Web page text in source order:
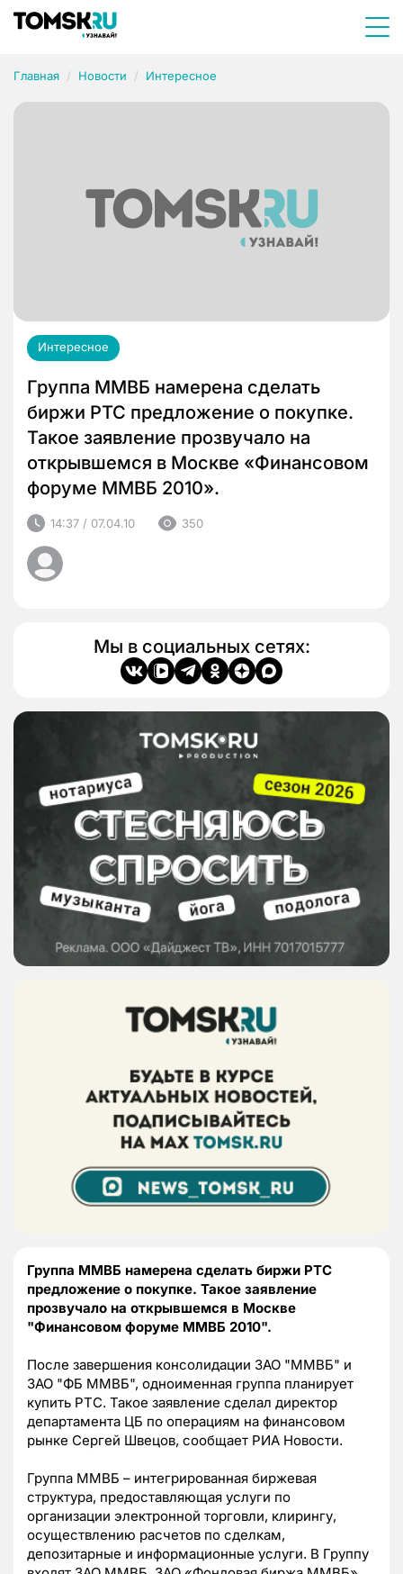
Главная Новости Интересное
Интересное
Группа ММВБ намерена сделать
биржи РТС предложение о покупке.
Такое заявление прозвучало на
открывшемся в Москве «Финансовом
форуме ММВБ 2010».
14:37 / 07.04.10 350
Мы в социальных сетях:
Группа ММВБ намерена сделать биржи РТС
предложение о покупке. Такое заявление
прозвучало на открывшемся в Москве
"Финансовом форуме ММВБ 2010".
После завершения консолидации ЗАО "ММВБ" и
ЗАО "ФБ ММВБ", одноименная группа планирует
купить РТС. Такое заявление сделал директор
департамента ЦБ по операциям на финансовом
рынке Сергей Швецов, сообщает РИА Новости.
Группа ММВБ – интегрированная биржевая
структура, предоставляющая услуги по
организации электронной торговли, клирингу,
осуществлению расчетов по сделкам,
депозитарные и информационные услуги. В Группу